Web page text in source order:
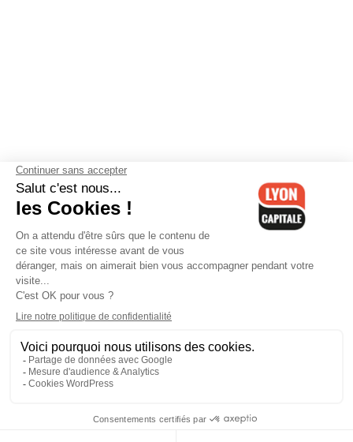
Contactez-nous-Mentions légales-CGV-Politique de
confidentialité-Gestion des cookies
Cedex 06